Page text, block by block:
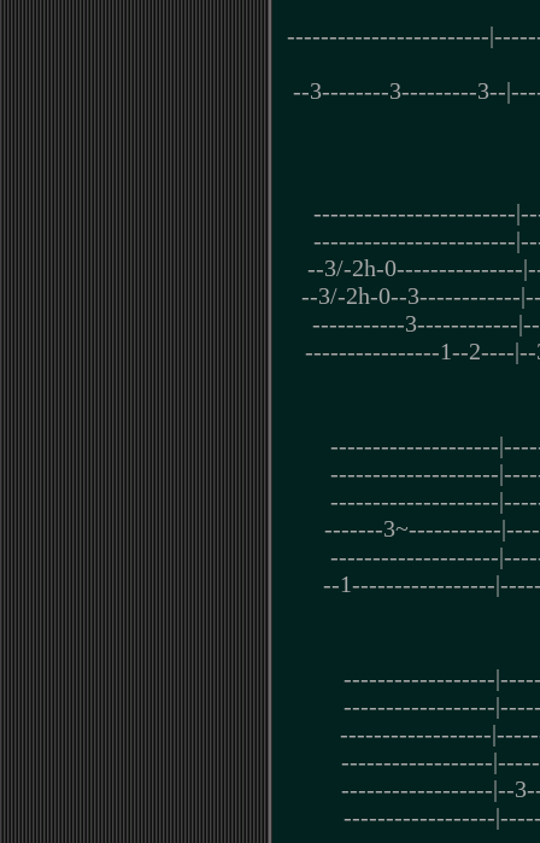
------------------------
--3--------3---------3--
------------------------
------------------------
--3/-2h-0---------------
--3/-2h-0--3------------
-----------3------------
----------------1--2----
--------------------
--------------------
--------------------
-------3~-----------
--------------------
--1-----------------
------------------
------------------
------------------
------------------
------------------|--
------------------